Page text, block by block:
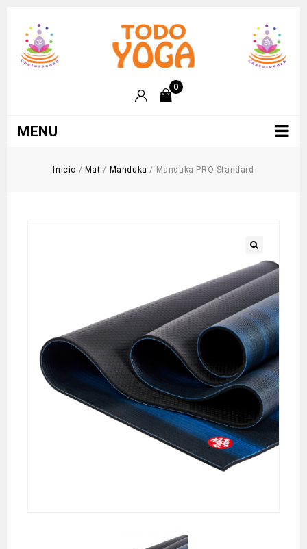
0
MENU
Inicio / Mat / Manduka / Manduka PRO Standard